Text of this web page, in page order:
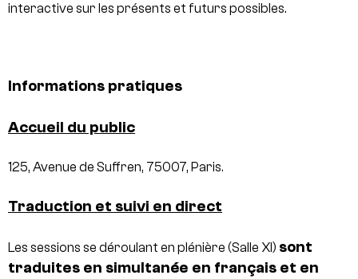
interactive sur les présents et futurs possibles.
Informations pratiques
Accueil du public
125, Avenue de Suffren, 75007, Paris.
Traduction et suivi en direct
Les sessions se déroulant en plénière (Salle XI) sont
traduites en simultanée en français et en